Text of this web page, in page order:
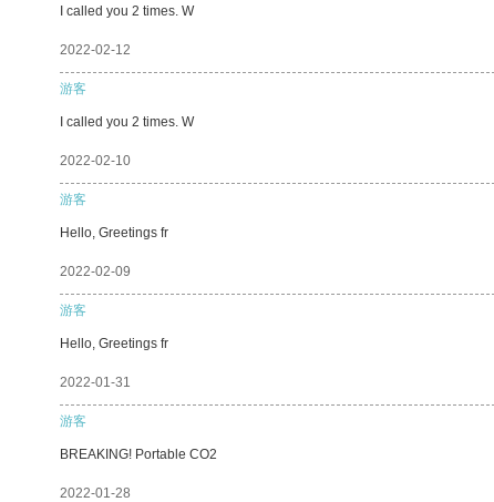
I called you 2 times. W
2022-02-12
游客
I called you 2 times. W
2022-02-10
游客
Hello, Greetings fr
2022-02-09
游客
Hello, Greetings fr
2022-01-31
游客
BREAKING! Portable CO2
2022-01-28